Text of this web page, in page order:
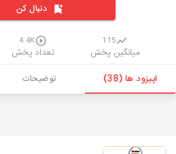
دنبال کن
115
میانگین پخش
4.4K
تعداد پخش
اپیزود ها (38)
توضیحات